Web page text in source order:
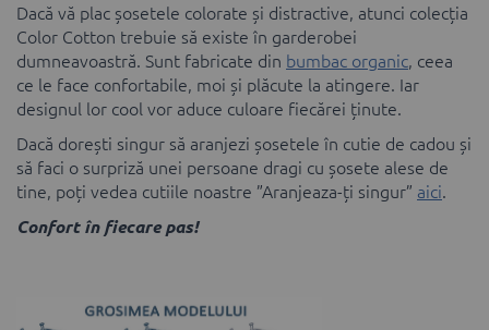
Dacă vă plac șosetele colorate și distractive, atunci colecția
Color Cotton trebuie să existe în garderobei
dumneavoastră. Sunt fabricate din bumbac organic, ceea
ce le face confortabile, moi și plăcute la atingere. Iar
designul lor cool vor aduce culoare fiecărei ținute.
Dacă dorești singur să aranjezi șosetele în cutie de cadou și
să faci o surpriză unei persoane dragi cu șosete alese de
tine, poți vedea cutiile noastre ”Aranjeaza-ți singur” aici.
Confort în fiecare pas!